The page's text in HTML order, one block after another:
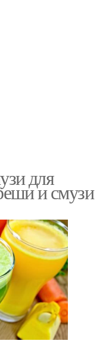
для
и смузи